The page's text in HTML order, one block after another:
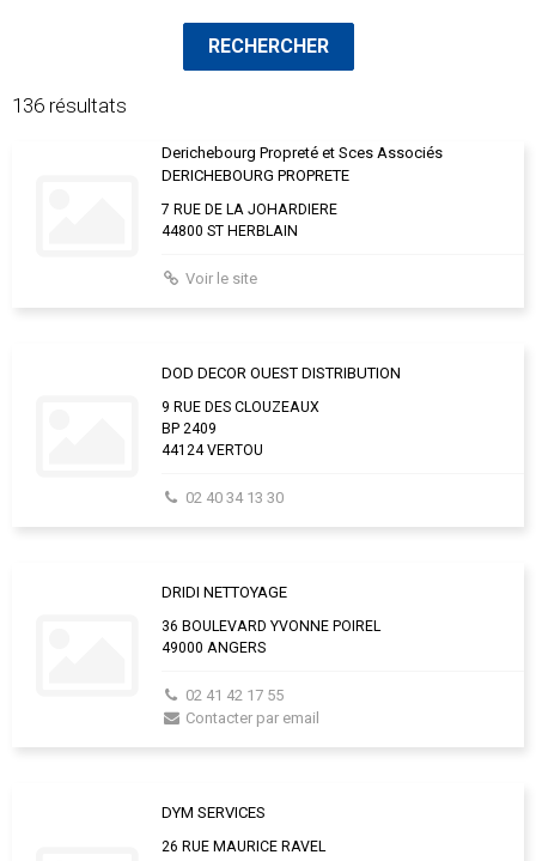
136 résultats
Derichebourg Propreté et Sces Associés
DERICHEBOURG PROPRETE
7 RUE DE LA JOHARDIERE
44800 ST HERBLAIN
Voir le site
DOD DECOR OUEST DISTRIBUTION
9 RUE DES CLOUZEAUX
BP 2409
44124 VERTOU
02 40 34 13 30
DRIDI NETTOYAGE
36 BOULEVARD YVONNE POIREL
49000 ANGERS
02 41 42 17 55
Contacter par email
DYM SERVICES
26 RUE MAURICE RAVEL